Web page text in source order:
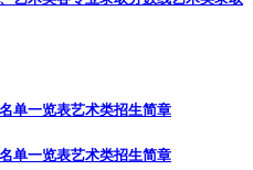
单一览表艺术类招生简章
单一览表艺术类招生简章